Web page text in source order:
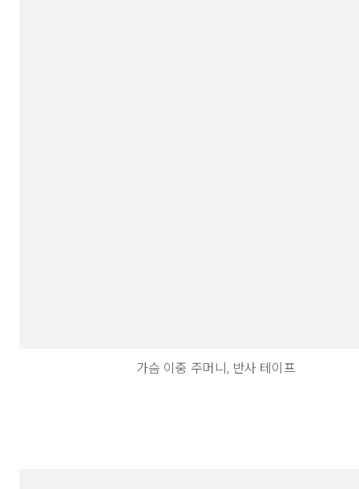
가슴 이중 주머니, 반사 테이프